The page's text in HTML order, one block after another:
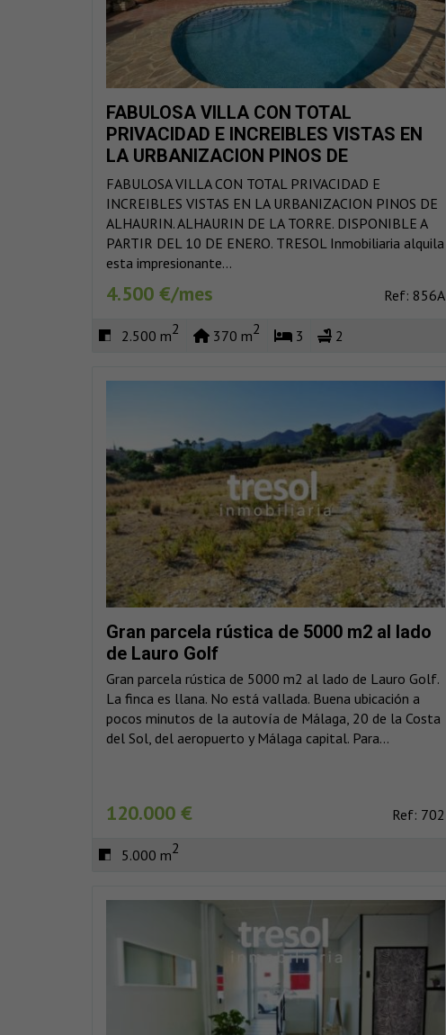
FABULOSA VILLA CON TOTAL
PRIVACIDAD E INCREIBLES VISTAS EN
LA URBANIZACION PINOS DE
ALHAURIN. ALHAURIN DE LA TORRE.
FABULOSA VILLA CON TOTAL PRIVACIDAD E
INCREIBLES VISTAS EN LA URBANIZACION PINOS DE
ALHAURIN. ALHAURIN DE LA TORRE. DISPONIBLE A
PARTIR DEL 10 DE ENERO. TRESOL Inmobiliaria alquila
esta impresionante...
4.500 €/mes Ref: 856A
2.500 m2 370 m2 3 2
Gran parcela rústica de 5000 m2 al lado
de Lauro Golf
Gran parcela rústica de 5000 m2 al lado de Lauro Golf.
La finca es llana. No está vallada. Buena ubicación a
pocos minutos de la autovía de Málaga, 20 de la Costa
del Sol, del aeropuerto y Málaga capital. Para...
120.000 € Ref: 702
5.000 m2